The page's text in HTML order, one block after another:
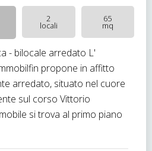
2
locali
65
mq
- bilocale arredato L'
propone in affitto
arredato, situato nel cuore
sul corso Vittorio
si trova al primo piano